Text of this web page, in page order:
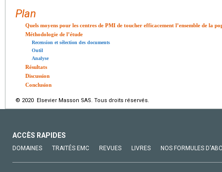
Plan
Quels moyens pour les centres de PMI de toucher efficacement l’ensemble de la
Méthodologie de l’étude
Recension et sélection des documents
Outil
Analyse
Résultats
Discussion
Conclusion
© 2020 Elsevier Masson SAS. Tous droits réservés.
ACCÈS RAPIDES
DOMAINES TRAITÉS EMC REVUES LIVRES NOS FORMULES